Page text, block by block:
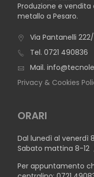
Produzione e
metallo a Pesaro.
Via Pantanelli
Tel. 0721 490836
Mail.
Privacy & Cookies
ORARI
Dal lunedì al venerdì
Sabato mattina 8-
Per appuntamento